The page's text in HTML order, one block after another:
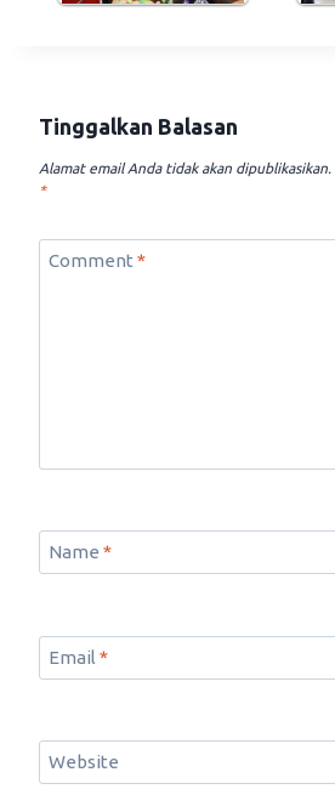
Tinggalkan Balasan
Alamat email Anda tidak akan dipublikasikan.
*
Comment *
Name *
Email *
Website